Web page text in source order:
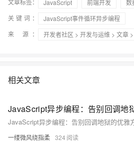
文章标签： JavaScript 前端开发
数
关键词：
JavaScript事件循环异步编程
来 源：
开发者社区 > 开发与运维 > 文章
相关文章
JavaScript异步编程：告别回调地
JavaScript异步编程：告别回调地狱的优雅
一缕微风绕指柔 324